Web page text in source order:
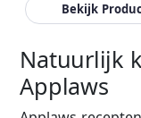
Bekijk
Natuurlijk
Applaws